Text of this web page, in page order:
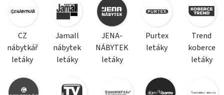
CZ
nábytkář
letáky
Jamall
nábytek
letáky
JENA-
NÁBYTEK
letáky
Purtex
letáky
Trend
koberce
letáky